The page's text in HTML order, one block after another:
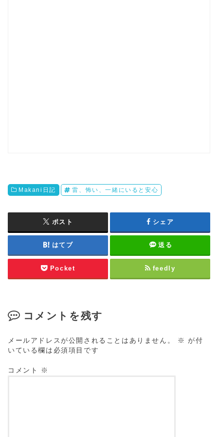
Makani日記 雷、怖い、一緒にいると安心
ポスト シェア
はてブ 送る
Pocket feedly
コメントを残す
メールアドレスが公開されることはありません。 ※ が付
いている欄は必須項目です
コメント ※